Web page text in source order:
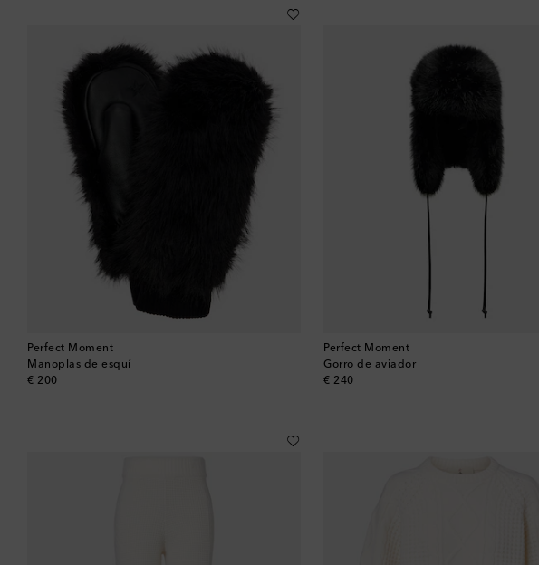
Perfect Moment
Manoplas de esquí
€ 200
original price
Perfect Moment
Gorro de aviador
€ 240
original price